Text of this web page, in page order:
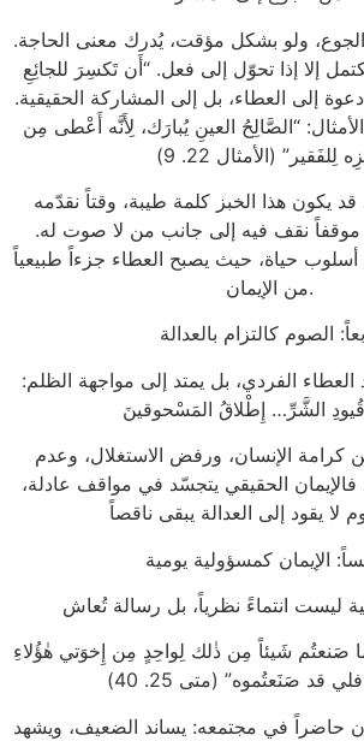
الجوع، ولو بشكل مؤقت، يُدرك معنى الحاجة.
إلا إذا تحوّل إلى فعل. “أَن تَكسِرَ للجائِعِ
إلى العطاء، بل إلى المشاركة الحقيقية.
“الصَّالِحُ العينِ يُبارَك، لِأَنَّه أَعْطى مِن
لِلفَقير” (الأمثال 22. 9)
قد يكون هذا الخبز كلمة طيبة، وقتاً نقدّمه
نقف فيه إلى جانب من لا صوت له.
أسلوب حياة، حيث يصبح العطاء جزءاً طبيعياً
من الإيمان.
الصوم كالتزام بالعدالة
الفردي، بل يمتد إلى مواجهة الظلم:
كرامة الإنسان، ورفض الاستغلال، وعدم
الحقيقي يتجسّد في مواقف عادلة،
الإيمان كمسؤولية يومية
صَنعتُم شَيئاً مِن ذٰلك لِواحِدٍ مِن إِخوَتي هٰؤُلاءِ
حاضراً في مجتمعه: يساند الضعيف، ويشهد